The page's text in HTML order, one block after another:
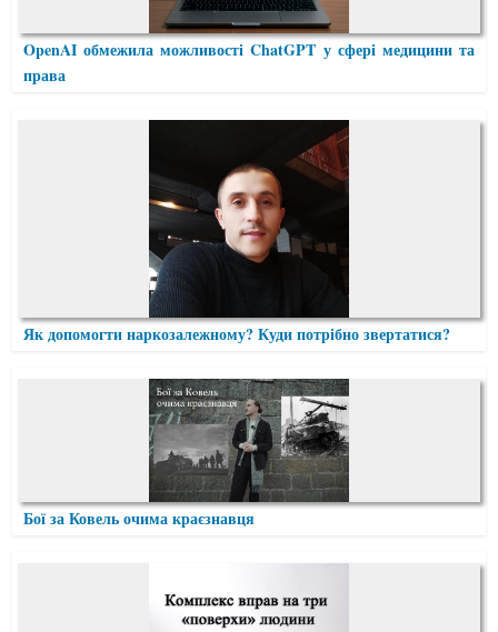
OpenAI обмежила можливості ChatGPT у сфері медицини та
права
Як допомогти наркозалежному? Куди потрібно звертатися?
Бої за Ковель очима краєзнавця